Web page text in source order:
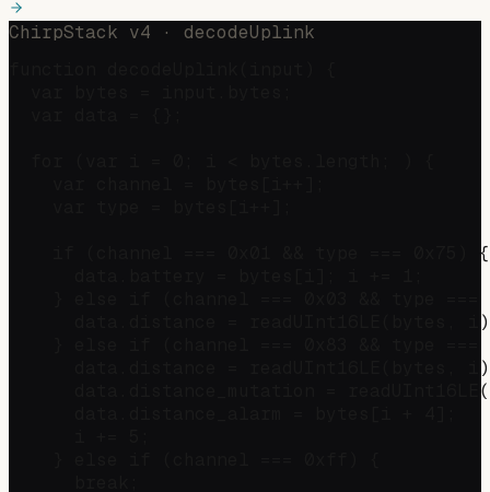
ChirpStack v4 · decodeUplink
if (channel === 0x01 && type === 0x75)
data.distance = readUInt16LE(bytes,
data.distance = readUInt16LE(bytes,
data.distance_mutation =